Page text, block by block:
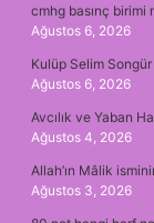
cmhg basınç birimi
Ağustos 6, 2026
Kulüp Selim
Ağustos 6, 2026
Avcılık ve Yaban
Ağustos 4, 2026
Allah’ın Mâlik
Ağustos 3, 2026